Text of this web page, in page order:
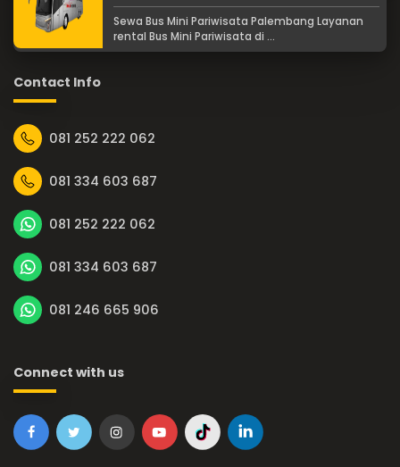
Sewa Bus Mini Pariwisata Palembang Layanan
rental Bus Mini Pariwisata di ...
Contact Info
081 252 222 062
081 334 603 687
081 252 222 062
081 334 603 687
081 246 665 906
Connect with us